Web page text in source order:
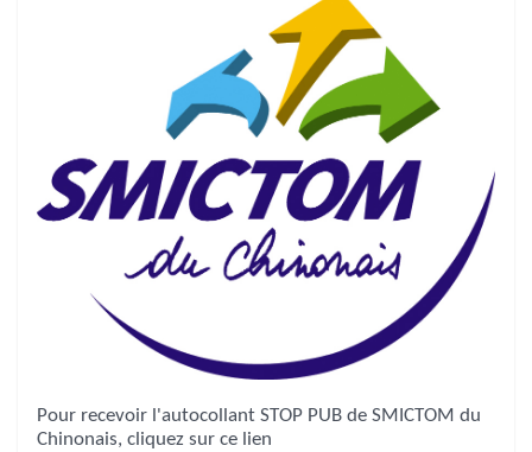
Pour recevoir l'autocollant STOP PUB de SMICTOM du
Chinonais, cliquez sur ce lien